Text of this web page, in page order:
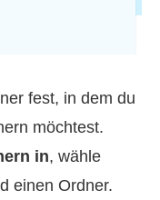
fest, in dem du
möchtest.
in, wähle
einen Ordner.